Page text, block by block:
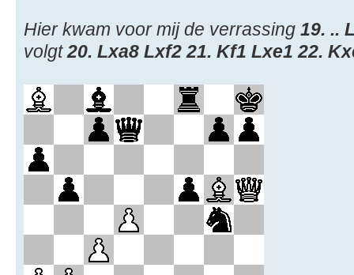
Hier kwam voor mij de verrassing 19. ..
volgt20. Lxa8 Lxf2 21. Kf1 Lxe1 22.